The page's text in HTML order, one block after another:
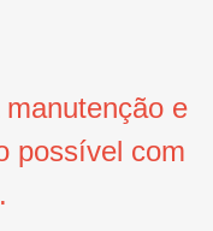
e
possível com